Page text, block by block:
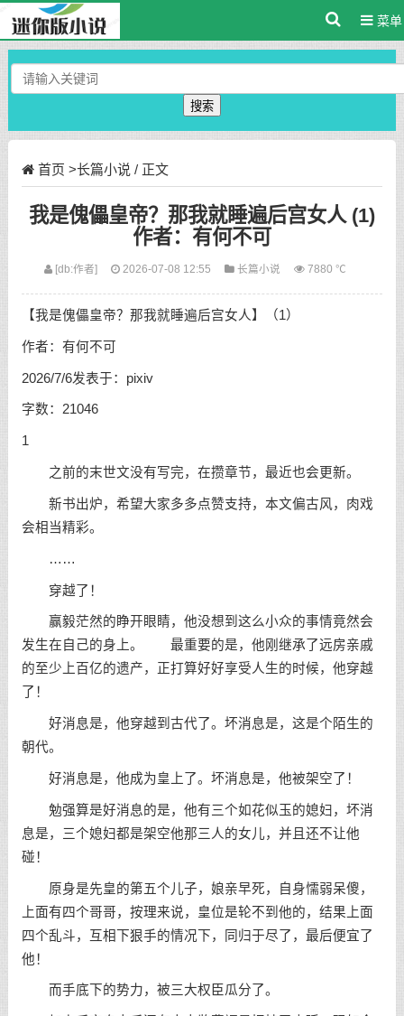
菜单
搜索
首页 >长篇小说 / 正文
我是傀儡皇帝？那我就睡遍后宫女人 (1)
作者：有何不可
[db:作者] 2026-07-08 12:55 长篇小说 7880 ℃
【我是傀儡皇帝？那我就睡遍后宫女人】（1）
作者：有何不可
2026/7/6发表于：pixiv
字数：21046
1
之前的末世文没有写完，在攒章节，最近也会更新。
新书出炉，希望大家多多点赞支持，本文偏古风，肉戏
会相当精彩。
……
穿越了！
赢毅茫然的睁开眼睛，他没想到这么小众的事情竟然会
发生在自己的身上。 最重要的是，他刚继承了远房亲戚
的至少上百亿的遗产，正打算好好享受人生的时候，他穿越
了！
好消息是，他穿越到古代了。坏消息是，这是个陌生的
朝代。
好消息是，他成为皇上了。坏消息是，他被架空了！
勉强算是好消息的是，他有三个如花似玉的媳妇，坏消
息是，三个媳妇都是架空他那三人的女儿，并且还不让他
碰！
原身是先皇的第五个儿子，娘亲早死，自身懦弱呆傻，
上面有四个哥哥，按理来说，皇位是轮不到他的，结果上面
四个乱斗，互相下狠手的情况下，同归于尽了，最后便宜了
他！
而手底下的势力，被三大权臣瓜分了。